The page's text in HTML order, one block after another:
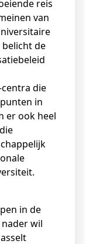
reis
van
belicht de
die
in
er ook heel
in de
wil